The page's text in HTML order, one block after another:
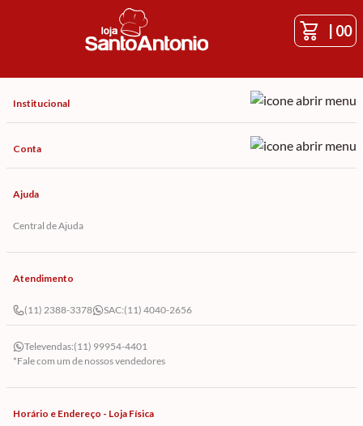
00
Institucional
Conta
Ajuda
Central de Ajuda
Atendimento
(11) 2388-3378 SAC:(11) 4040-2656
Televendas:(11) 99954-4401
*Fale com um de nossos vendedores
Horário e Endereço - Loja Física